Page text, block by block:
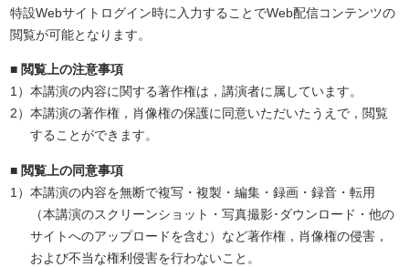
特設Webサイトログイン時に入力することでWeb配信コンテンツの
閲覧が可能となります。
■ 閲覧上の注意事項
1）本講演の内容に関する著作権は，講演者に属しています。
2）本講演の著作権，肖像権の保護に同意いただいたうえで，閲覧
することができます。
■ 閲覧上の同意事項
1）本講演の内容を無断で複写・複製・編集・録画・録音・転用
（本講演のスクリーンショット・写真撮影･ダウンロード・他の
サイトへのアップロードを含む）など著作権，肖像権の侵害，
および不当な権利侵害を行わないこと。